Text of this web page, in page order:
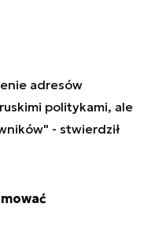
adresów
politykami, ale
- stwierdził